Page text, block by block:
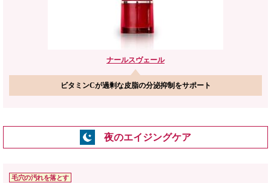
ナールスヴェール
ビタミンCが過剰な皮脂の分泌抑制をサポート
夜のエイジングケア
毛穴の汚れを落とす